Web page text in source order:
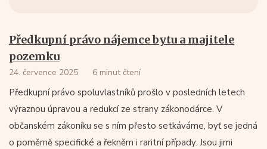
Předkupní právo nájemce bytu a majitele
pozemku
24. července 2025 6 minut čtení
Předkupní právo spoluvlastníků prošlo v posledních letech
výraznou úpravou a redukcí ze strany zákonodárce. V
občanském zákoníku se s ním přesto setkáváme, byť se jedná
o poměrně specifické a řekněm i raritní případy. Jsou jimi